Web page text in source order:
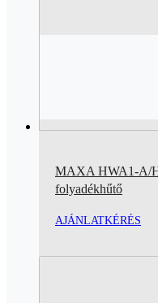
MAXA HWA1-A/H
folyadékhűtő
AJÁNLATKÉRÉS